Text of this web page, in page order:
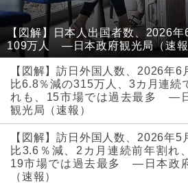
【図解】日本人出国者数、2026
109万人 ―日本政府観光局（速報
【図解】訪日外国人数、2026年6
比6.8％減の315万人、3カ月連続
れも、15市場では過去最多 ―
観光局（速報）
【図解】訪日外国人数、2026年5
比3.6％減、2カ月連続前年割れ
19市場では過去最多 ―日本政
（速報）